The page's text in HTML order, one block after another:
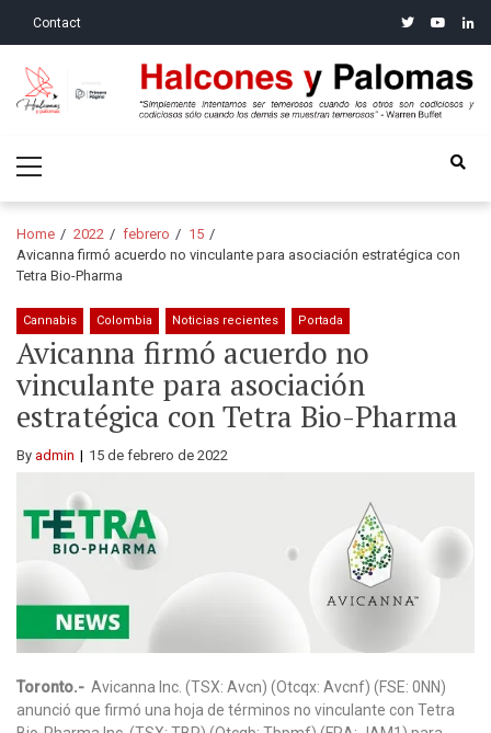
Contact twitteryoutube
Halcones y Palomas
Menu
Home 2022 febrero
15
Avicanna firmó acuerdo no vinculante para asociación estratégica con
Tetra Bio-Pharma
Cannabis Colombia Noticias recientes Portada
Avicanna firmó acuerdo no
vinculante para asociación
estratégica con Tetra Bio-Pharma
By admin 15 de febrero de 2022
Toronto.- Avicanna Inc. (TSX: Avcn) (Otcqx: Avcnf) (FSE: 0NN)
anunció que firmó una hoja de términos no vinculante con Tetra